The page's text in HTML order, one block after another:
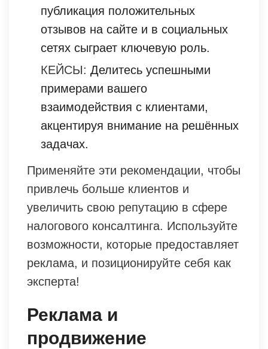
публикация положительных
отзывов на сайте и в социальных
сетях сыграет ключевую роль.
КЕЙСЫ: Делитесь успешными
примерами вашего
взаимодействия с клиентами,
акцентируя внимание на решённых
задачах.
Применяйте эти рекомендации, чтобы
привлечь больше клиентов и
увеличить свою репутацию в сфере
налогового консалтинга. Используйте
возможности, которые предоставляет
реклама, и позиционируйте себя как
эксперта!
Реклама и
продвижение